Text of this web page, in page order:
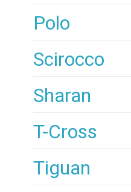
Polo
Scirocco
Sharan
T-Cross
Tiguan